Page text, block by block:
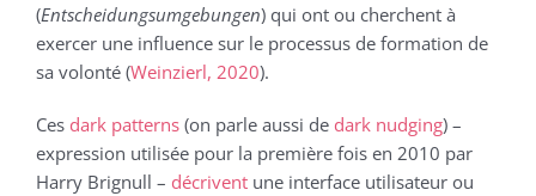
(Entscheidungsumgebungen) qui ont ou cherchent à
exercer une influence sur le processus de formation de
sa volonté (Weinzierl, 2020).
Ces dark patterns(on parle aussi de dark nudging) –
expression utilisée pour la première fois en 2010 par
Harry Brignull – décriventune interface utilisateur ou